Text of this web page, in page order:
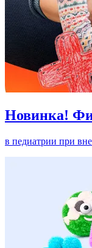
Новинка!
в педиатрии при